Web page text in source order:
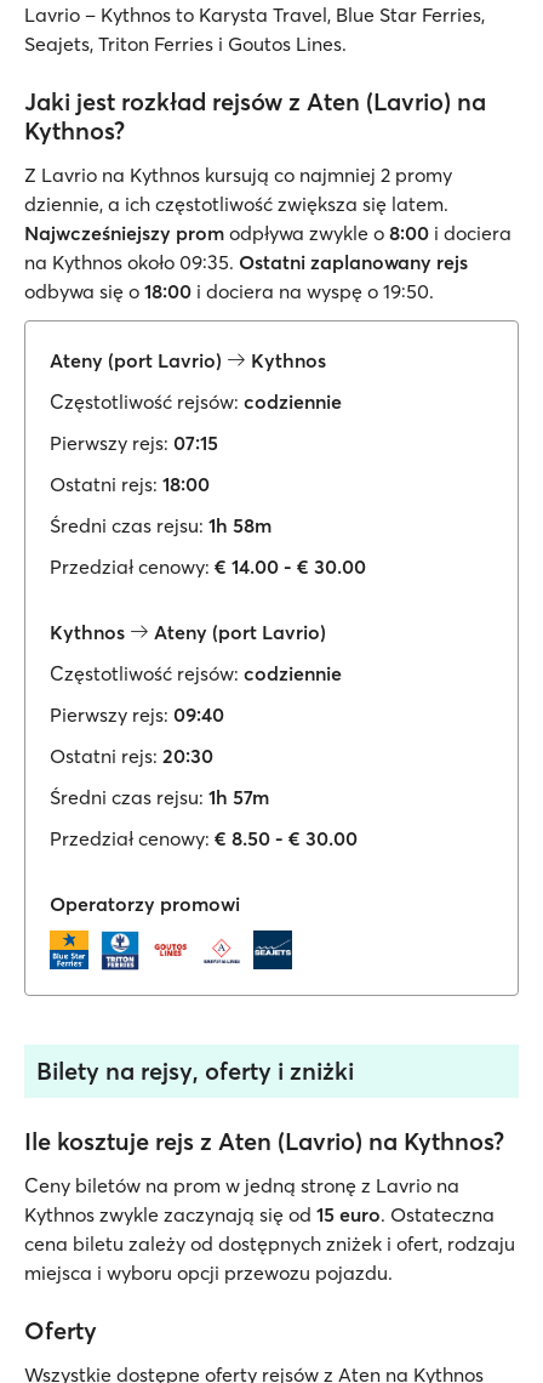
Lavrio – Kythnos to Karysta Travel, Blue Star Ferries,
Seajets, Triton Ferries i Goutos Lines.
Jaki jest rozkład rejsów z Aten (Lavrio) na
Kythnos?
Z Lavrio na Kythnos kursują co najmniej 2 promy
dziennie, a ich częstotliwość zwiększa się latem.
Najwcześniejszy prom odpływa zwykle o 8:00 i dociera
na Kythnos około 09:35. Ostatni zaplanowany rejs
odbywa się o 18:00 i dociera na wyspę o 19:50.
Ateny (port Lavrio)
Kythnos
Częstotliwość rejsów: codziennie
Pierwszy rejs: 07:15
Ostatni rejs: 18:00
Średni czas rejsu: 1h 58m
Przedział cenowy: € 14.00 - € 30.00
Kythnos
Ateny (port Lavrio)
Częstotliwość rejsów: codziennie
Pierwszy rejs: 09:40
Ostatni rejs: 20:30
Średni czas rejsu: 1h 57m
Przedział cenowy: € 8.50 - € 30.00
Operatorzy promowi
Bilety na rejsy, oferty i zniżki
Ile kosztuje rejs z Aten (Lavrio) na Kythnos?
Ceny biletów na prom w jedną stronę z Lavrio na
Kythnos zwykle zaczynają się od 15 euro. Ostateczna
cena biletu zależy od dostępnych zniżek i ofert, rodzaju
miejsca i wyboru opcji przewozu pojazdu.
Oferty
Wszystkie dostępne oferty rejsów z Aten na Kythnos